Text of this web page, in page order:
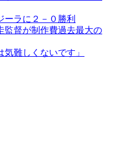
ーラに２－０勝利
監督が制作費過去最大の
難しくないです」